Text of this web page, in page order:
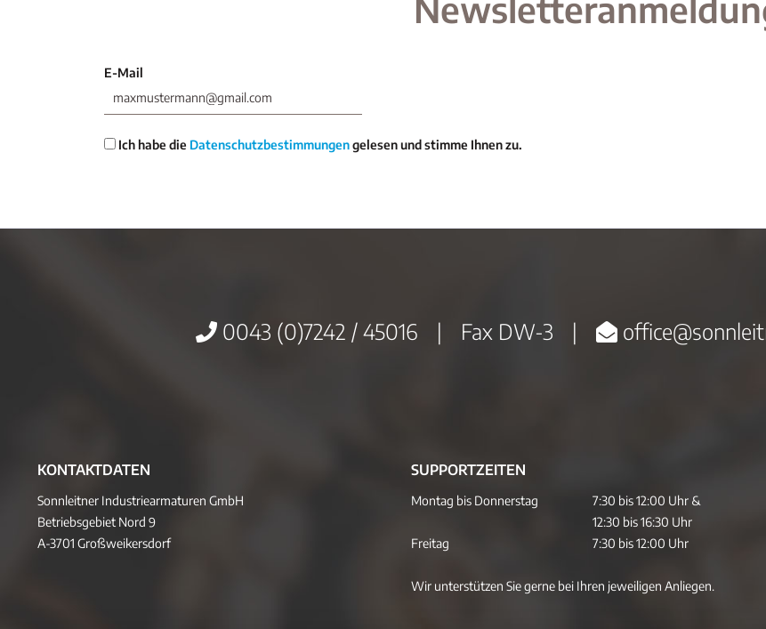
E-Mail
Ich habe die Datenschutzbestimmungengelesen und stimme Ihnen zu.
0043 (0)7242 / 45016 | Fax DW-3 |
KONTAKTDATEN
Sonnleitner Industriearmaturen GmbH
Betriebsgebiet Nord 9
A-3701 Großweikersdorf
SUPPORTZEITEN
Montag bis Donnerstag
7:30 bis 12:00 Uhr &
12:30 bis 16:30 Uhr
Freitag
7:30 bis 12:00 Uhr
Wir unterstützen Sie gerne bei Ihren jeweiligen Anliegen.